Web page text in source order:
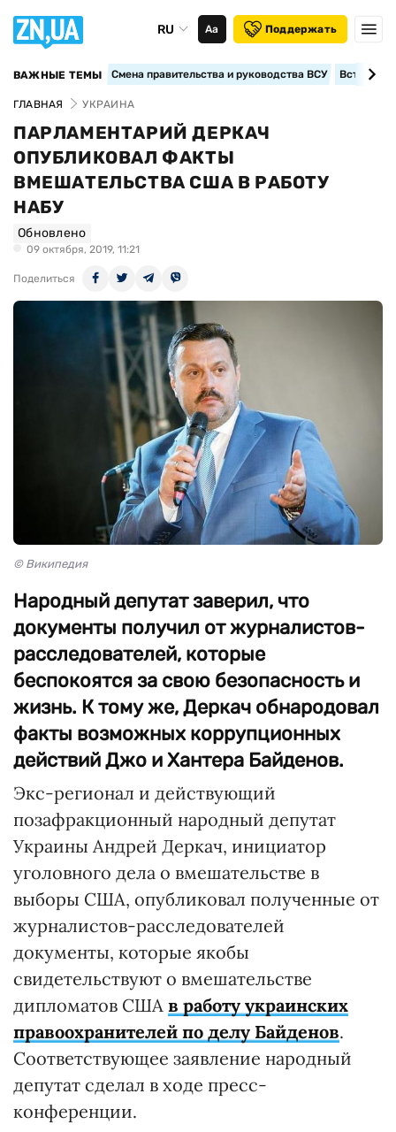
RU Аа Поддержать
ВАЖНЫЕ ТЕМЫ Смена правительства и руководства ВСУ
ГЛАВНАЯ УКРАИНА
ПАРЛАМЕНТАРИЙ ДЕРКАЧ
ОПУБЛИКОВАЛ ФАКТЫ
ВМЕШАТЕЛЬСТВА США В РАБОТУ
НАБУ
Обновлено
09 октября, 2019, 11:21
Поделиться
© Википедия
Народный депутат заверил, что
документы получил от журналистов-
расследователей, которые
беспокоятся за свою безопасность и
жизнь. К тому же, Деркач обнародовал
факты возможных коррупционных
действий Джо и Хантера Байденов.
Экс-регионал и действующий
позафракционный народный депутат
Украины Андрей Деркач, инициатор
уголовного дела о вмешательстве в
выборы США, опубликовал полученные от
журналистов-расследователей
документы, которые якобы
свидетельствуют о вмешательстве
дипломатов США в работу украинских
правоохранителей по делу Байденов.
Соответствующее заявление народный
депутат сделал в ходе пресс-
конференции.